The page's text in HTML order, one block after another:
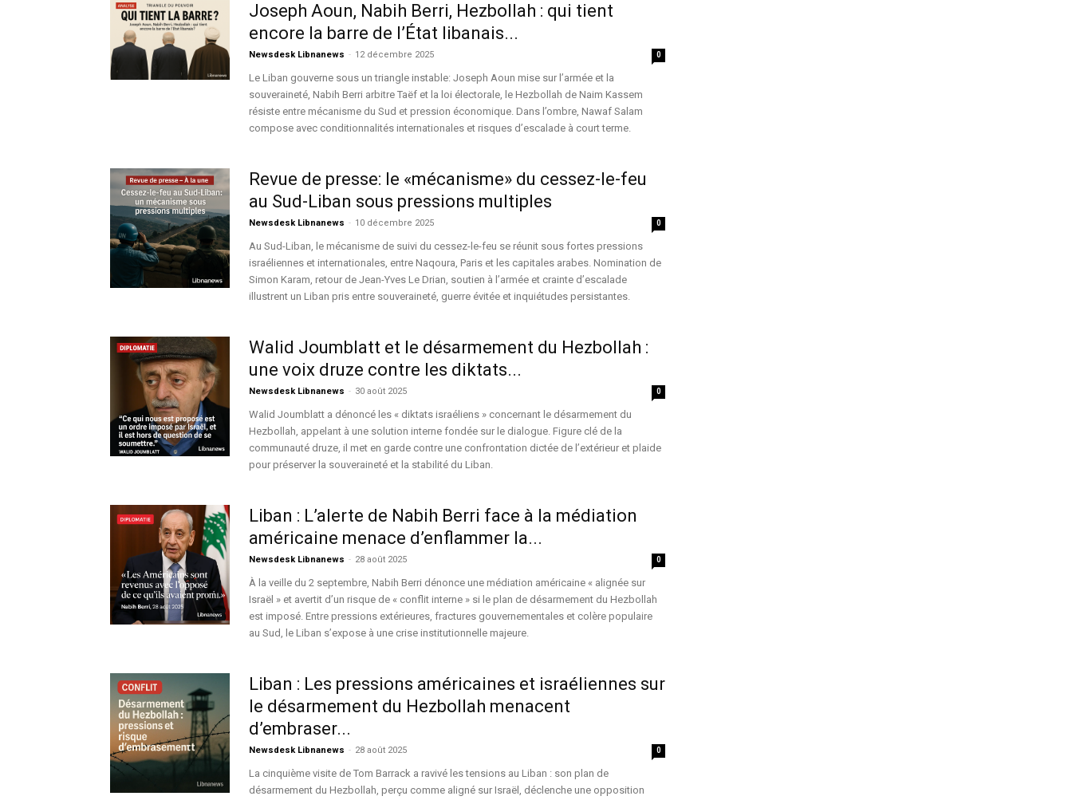
Joseph Aoun, Nabih Berri, Hezbollah : qui tient
encore la barre de l’État libanais...
Newsdesk Libnanews - 12 décembre 2025 0
Le Liban gouverne sous un triangle instable: Joseph Aoun mise sur l’armée et la
souveraineté, Nabih Berri arbitre Taëf et la loi électorale, le Hezbollah de Naim Kassem
résiste entre mécanisme du Sud et pression économique. Dans l’ombre, Nawaf Salam
compose avec conditionnalités internationales et risques d’escalade à court terme.
Revue de presse: le «mécanisme» du cessez-le-feu
au Sud-Liban sous pressions multiples
Newsdesk Libnanews - 10 décembre 2025 0
Au Sud-Liban, le mécanisme de suivi du cessez-le-feu se réunit sous fortes pressions
israéliennes et internationales, entre Naqoura, Paris et les capitales arabes. Nomination de
Simon Karam, retour de Jean-Yves Le Drian, soutien à l’armée et crainte d’escalade
illustrent un Liban pris entre souveraineté, guerre évitée et inquiétudes persistantes.
Walid Joumblatt et le désarmement du Hezbollah :
une voix druze contre les diktats...
Newsdesk Libnanews - 30 août 2025 0
Walid Joumblatt a dénoncé les « diktats israéliens » concernant le désarmement du
Hezbollah, appelant à une solution interne fondée sur le dialogue. Figure clé de la
communauté druze, il met en garde contre une confrontation dictée de l’extérieur et plaide
pour préserver la souveraineté et la stabilité du Liban.
Liban : L’alerte de Nabih Berri face à la médiation
américaine menace d’enflammer la...
Newsdesk Libnanews - 28 août 2025 0
À la veille du 2 septembre, Nabih Berri dénonce une médiation américaine « alignée sur
Israël » et avertit d’un risque de « conflit interne » si le plan de désarmement du Hezbollah
est imposé. Entre pressions extérieures, fractures gouvernementales et colère populaire
au Sud, le Liban s’expose à une crise institutionnelle majeure.
Liban : Les pressions américaines et israéliennes sur
le désarmement du Hezbollah menacent
d’embraser...
Newsdesk Libnanews - 28 août 2025 0
La cinquième visite de Tom Barrack a ravivé les tensions au Liban : son plan de
désarmement du Hezbollah, perçu comme aligné sur Israël, déclenche une opposition